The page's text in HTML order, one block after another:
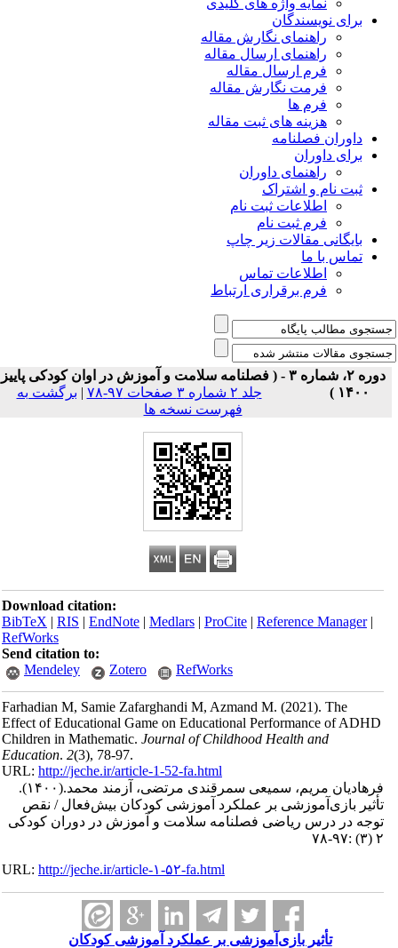
نمایه واژه های کلیدی
برای نویسندگان
راهنمای نگارش مقاله
راهنمای ارسال مقاله
فرم ارسال مقاله
فرمت نگارش مقاله
فرم ها
هزینه های ثبت مقاله
داوران فصلنامه
برای داوران
راهنمای داوران
ثبت نام و اشتراک
اطلاعات ثبت نام
فرم ثبت نام
بایگانی مقالات زیر چاپ
تماس با ما
اطلاعات تماس
فرم برقراری ارتباط
دوره ۲، شماره ۳ - ( فصلنامه سلامت و آموزش در اوان کودکی پاییز
۱۴۰۰ )
جلد ۲ شماره ۳ صفحات ۹۷-۷۸ |برگشت به
فهرست نسخه ها
Download citation:
BibTeX|RIS|EndNote|Medlars|ProCite|Reference Manager
RefWorks
Send citation to:
Mendeley
Zotero RefWorks
Farhadian M, Samie Zafarghandi M, Azmand M.(2021).The
Effect of Educational Game on Educational Performance of ADHD
Children in Mathematic.Journal of Childhood Health and
Education.2(3), 78-97.
URL:http://jeche.ir/article-1-52-fa.html
فرهادیان مریم، سمیعی سمرقندی مرتضی، آزمند محمد.(۱۴۰۰).
تأثیر بازی‌آموزشی بر عملکرد آموزشی کودکان بیش‌فعال / نقص
توجه در درس ریاضی فصلنامه سلامت و آموزش در دوران کودکی
URL:http://jeche.ir/article-۱-۵۲-fa.html
تأثیر بازی‌آموزشی بر عملکرد آموزشی کودکان